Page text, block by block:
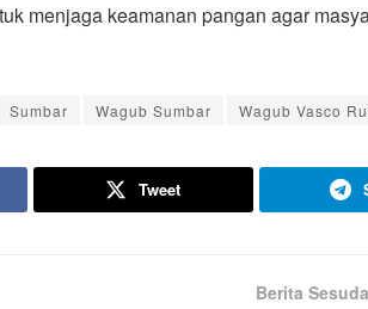
menjaga keamanan pangan agar
Sumbar Wagub Sumbar Wagub Vasco
Tweet
Berita